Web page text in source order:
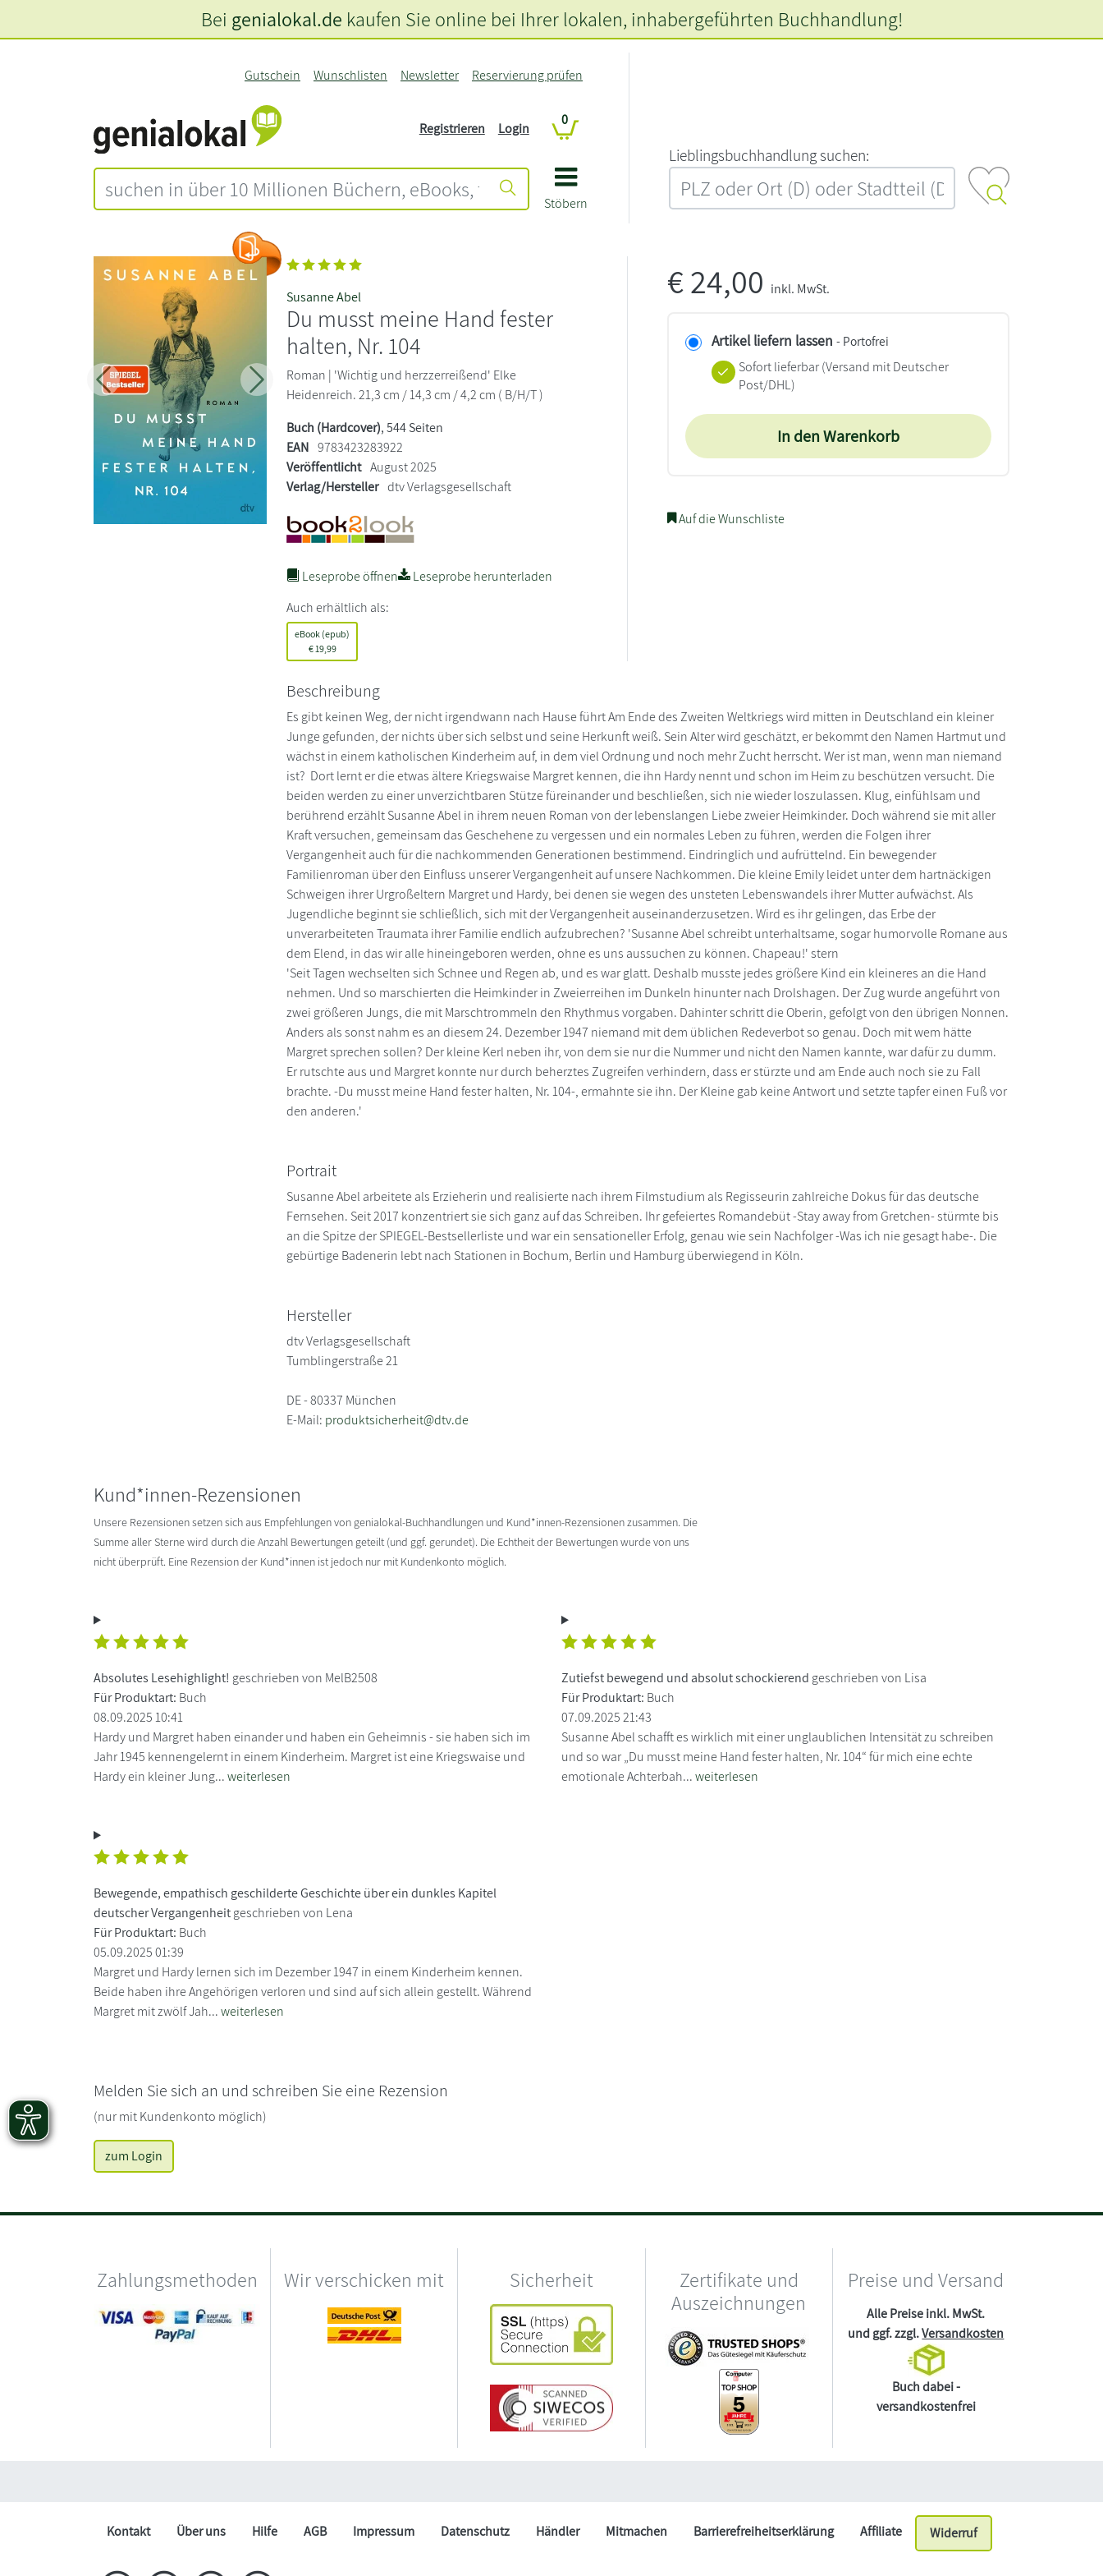
Stöbern
Gutschein Wunschlisten Newsletter Reservierung prüfen
Registrieren Login
0
L‍i‍e‍b‍l‍i‍n‍g‍s‍b‍u‍c‍h‍h‍a‍n‍d‍l‍u‍n‍g‍ ‍s‍u‍c‍h‍e‍n‍:‍
Bei genialokal.de kaufen Sie online bei Ihrer lokalen, inhabergeführten Buchhandlung!
Zurück Weiter
Susanne Abel
Du musst meine Hand fester
halten, Nr. 104
Roman | 'Wichtig und herzzerreißend' Elke
Heidenreich. 21,3 cm / 14,3 cm / 4,2 cm ( B/H/T )
Buch (Hardcover), 544 Seiten
EAN 9783423283922
Veröffentlicht August 2025
Verlag/Hersteller dtv Verlagsgesellschaft
Leseprobe öffnen
Leseprobe herunterladen
Auch erhältlich als:
eBook (epub)
€19,99
€24,00 inkl. MwSt.
Artikel liefern lassen - Portofrei
Sofort lieferbar(Versand mit Deutscher
Post/DHL)
In den Warenkorb
Auf die Wunschliste
Beschreibung
Es gibt keinen Weg, der nicht irgendwann nach Hause führt Am Ende des Zweiten Weltkriegs wird mitten in Deutschland ein kleiner
Junge gefunden, der nichts über sich selbst und seine Herkunft weiß. Sein Alter wird geschätzt, er bekommt den Namen Hartmut und
wächst in einem katholischen Kinderheim auf, in dem viel Ordnung und noch mehr Zucht herrscht. Wer ist man, wenn man niemand
ist? Dort lernt er die etwas ältere Kriegswaise Margret kennen, die ihn Hardy nennt und schon im Heim zu beschützen versucht. Die
beiden werden zu einer unverzichtbaren Stütze füreinander und beschließen, sich nie wieder loszulassen. Klug, einfühlsam und
berührend erzählt Susanne Abel in ihrem neuen Roman von der lebenslangen Liebe zweier Heimkinder. Doch während sie mit aller
Kraft versuchen, gemeinsam das Geschehene zu vergessen und ein normales Leben zu führen, werden die Folgen ihrer
Vergangenheit auch für die nachkommenden Generationen bestimmend. Eindringlich und aufrüttelnd. Ein bewegender
Familienroman über den Einfluss unserer Vergangenheit auf unsere Nachkommen. Die kleine Emily leidet unter dem hartnäckigen
Schweigen ihrer Urgroßeltern Margret und Hardy, bei denen sie wegen des unsteten Lebenswandels ihrer Mutter aufwächst. Als
Jugendliche beginnt sie schließlich, sich mit der Vergangenheit auseinanderzusetzen. Wird es ihr gelingen, das Erbe der
unverarbeiteten Traumata ihrer Familie endlich aufzubrechen? 'Susanne Abel schreibt unterhaltsame, sogar humorvolle Romane aus
dem Elend, in das wir alle hineingeboren werden, ohne es uns aussuchen zu können. Chapeau!' stern
'Seit Tagen wechselten sich Schnee und Regen ab, und es war glatt. Deshalb musste jedes größere Kind ein kleineres an die Hand
nehmen. Und so marschierten die Heimkinder in Zweierreihen im Dunkeln hinunter nach Drolshagen. Der Zug wurde angeführt von
zwei größeren Jungs, die mit Marschtrommeln den Rhythmus vorgaben. Dahinter schritt die Oberin, gefolgt von den übrigen Nonnen.
Anders als sonst nahm es an diesem 24. Dezember 1947 niemand mit dem üblichen Redeverbot so genau. Doch mit wem hätte
Margret sprechen sollen? Der kleine Kerl neben ihr, von dem sie nur die Nummer und nicht den Namen kannte, war dafür zu dumm.
Er rutschte aus und Margret konnte nur durch beherztes Zugreifen verhindern, dass er stürzte und am Ende auch noch sie zu Fall
brachte. -Du musst meine Hand fester halten, Nr. 104-, ermahnte sie ihn. Der Kleine gab keine Antwort und setzte tapfer einen Fuß vor
den anderen.'
Portrait
Susanne Abel arbeitete als Erzieherin und realisierte nach ihrem Filmstudium als Regisseurin zahlreiche Dokus für das deutsche
Fernsehen. Seit 2017 konzentriert sie sich ganz auf das Schreiben. Ihr gefeiertes Romandebüt -Stay away from Gretchen- stürmte bis
an die Spitze der SPIEGEL-Bestsellerliste und war ein sensationeller Erfolg, genau wie sein Nachfolger -Was ich nie gesagt habe-. Die
gebürtige Badenerin lebt nach Stationen in Bochum, Berlin und Hamburg überwiegend in Köln.
Hersteller
dtv Verlagsgesellschaft
Tumblingerstraße 21
DE - 80337 München
E-Mail: produktsicherheit@dtv.de
Kund*innen-Rezensionen
Unsere Rezensionen setzen sich aus Empfehlungen von genialokal-Buchhandlungen und Kund*innen-Rezensionen zusammen. Die
Summe aller Sterne wird durch die Anzahl Bewertungen geteilt (und ggf. gerundet). Die Echtheit der Bewertungen wurde von uns
nicht überprüft. Eine Rezension der Kund*innen ist jedoch nur mit Kundenkonto möglich.
Absolutes Lesehighlight! geschrieben von MelB2508
Für Produktart: Buch
08.09.2025 10:41
Hardy und Margret haben einander und haben ein Geheimnis - sie haben sich im
Jahr 1945 kennengelernt in einem Kinderheim. Margret ist eine Kriegswaise und
Hardy ein kleiner Jung...weiterlesen
Zutiefst bewegend und absolut schockierend geschrieben von Lisa
Für Produktart: Buch
07.09.2025 21:43
Susanne Abel schafft es wirklich mit einer unglaublichen Intensität zu schreiben
und so war „Du musst meine Hand fester halten, Nr. 104“ für mich eine echte
emotionale Achterbah...weiterlesen
Bewegende, empathisch geschilderte Geschichte über ein dunkles Kapitel
deutscher Vergangenheitgeschrieben von Lena
Für Produktart: Buch
05.09.2025 01:39
Margret und Hardy lernen sich im Dezember 1947 in einem Kinderheim kennen.
Beide haben ihre Angehörigen verloren und sind auf sich allein gestellt. Während
Margret mit zwölf Jah...weiterlesen
Melden Sie sich an und schreiben Sie eine Rezension
(nur mit Kundenkonto möglich)
zum Login
Zahlungsmethoden Wir verschicken mit Sicherheit
Zertifikate und
Auszeichnungen
Preise und Versand
Alle Preise inkl. MwSt.
und ggf. zzgl.Versandkosten
Buch dabei -
versandkostenfrei
Kontakt Über uns Hilfe AGB Impressum Datenschutz Händler Mitmachen Barrierefreiheitserklärung Affiliate Widerruf